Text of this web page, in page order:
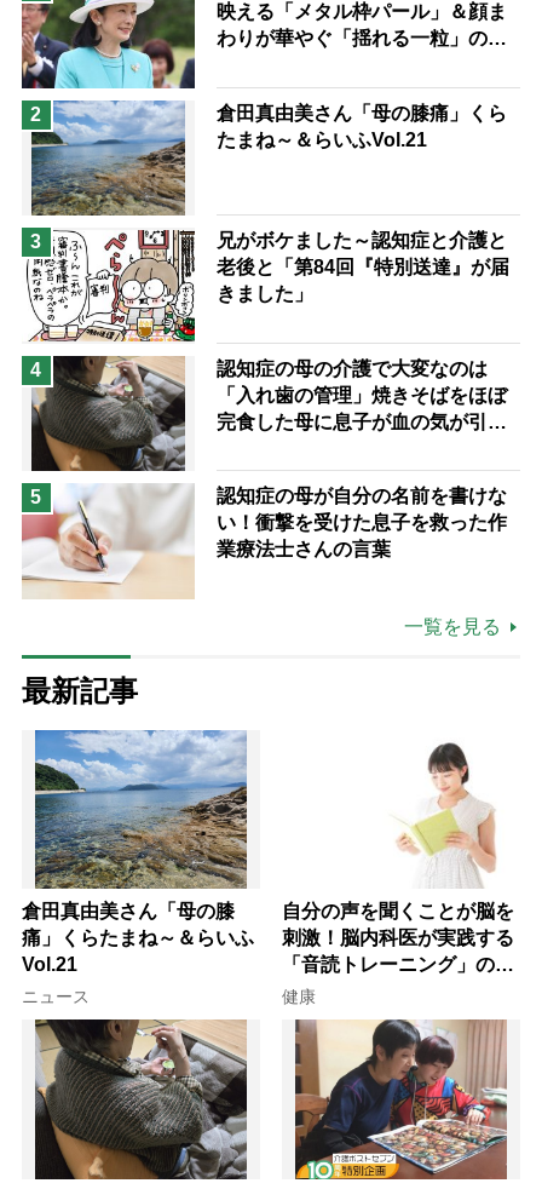
息子の遠距離介護サバイバル術
兄がボケました
予防法
映える「メタル枠パール」＆顔ま
わりが華やぐ「揺れる一粒」の使
2
倉田真由美さん「母の膝痛」くら
たまね～＆らいふVol.21
3
兄がボケました～認知症と介護と
老後と「第84回『特別送達』が届
きました」
4
認知症の母の介護で大変なのは
「入れ歯の管理」焼きそばをほぼ
完食した母に息子が血の気が引い
5
認知症の母が自分の名前を書けな
い！衝撃を受けた息子を救った作
業療法士さんの言葉
一覧を見る
最新記事
倉田真由美さん「母の膝
痛」くらたまね～＆らいふ
Vol.21
ニュース
自分の声を聞くことが脳を
刺激！脳内科医が実践する
「音読トレーニング」の極
意
健康